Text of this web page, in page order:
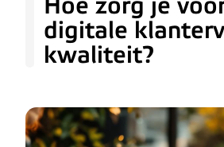
Hoe zorg je
digitale
kwaliteit?